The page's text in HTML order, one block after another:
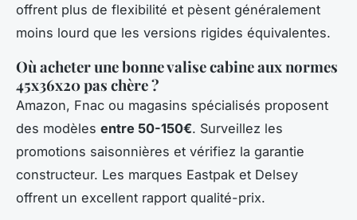
offrent plus de flexibilité et pèsent généralement
moins lourd que les versions rigides équivalentes.
Où acheter une bonne valise cabine aux normes
45x36x20 pas chère ?
Amazon, Fnac ou magasins spécialisés proposent
des modèles entre 50-150€. Surveillez les
promotions saisonnières et vérifiez la garantie
constructeur. Les marques Eastpak et Delsey
offrent un excellent rapport qualité-prix.